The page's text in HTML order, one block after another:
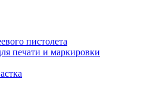
пистолета
печати и маркировки